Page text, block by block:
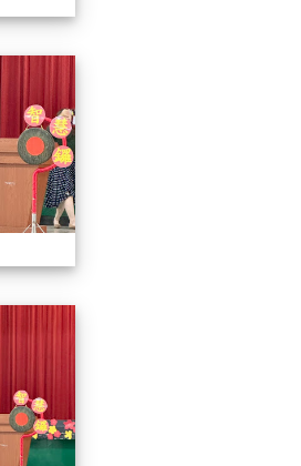
2026/01/07會考誓師活
2026/01/07會考誓師活